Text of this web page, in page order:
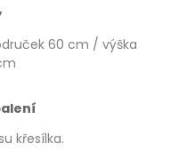
60 cm / výška
křesílka.